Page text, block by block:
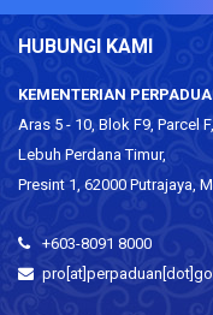
HUBUNGI KAMI
KEMENTERIAN
Aras 5 - 10, Blok F9, Parcel F,
Lebuh Perdana Timur,
Presint 1, 62000 Putrajaya,
+603-8091 8000